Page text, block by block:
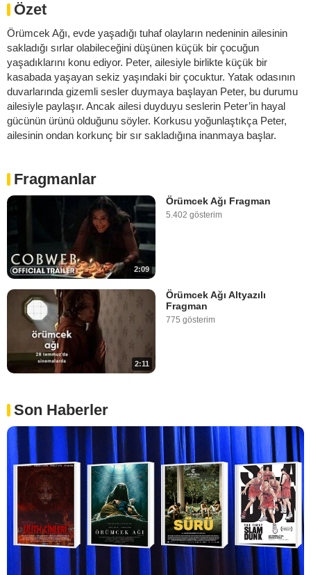
Özet
Örümcek Ağı, evde yaşadığı tuhaf olayların nedeninin ailesinin
sakladığı sırlar olabileceğini düşünen küçük bir çocuğun
yaşadıklarını konu ediyor. Peter, ailesiyle birlikte küçük bir
kasabada yaşayan sekiz yaşındaki bir çocuktur. Yatak odasının
duvarlarında gizemli sesler duymaya başlayan Peter, bu durumu
ailesiyle paylaşır. Ancak ailesi duyduyu seslerin Peter’in hayal
gücünün ürünü olduğunu söyler. Korkusu yoğunlaştıkça Peter,
ailesinin ondan korkunç bir sır sakladığına inanmaya başlar.
Fragmanlar
2:09
Örümcek Ağı Fragman
5.402 gösterim
2:11
Örümcek Ağı Altyazılı
Fragman
775 gösterim
Son Haberler